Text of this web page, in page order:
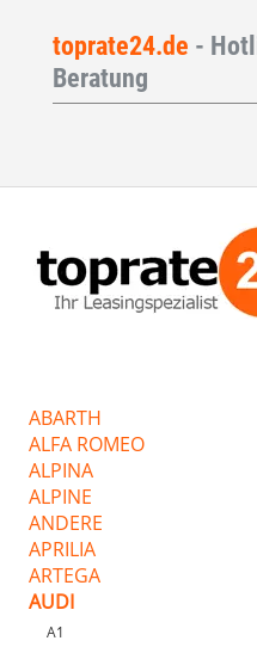
toprate24.de -
Beratung
ABARTH
ALFA ROMEO
ALPINA
ALPINE
ANDERE
APRILIA
ARTEGA
AUDI
A1